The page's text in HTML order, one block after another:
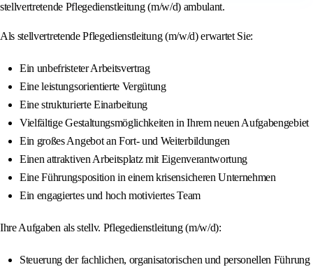
stellvertretende Pflegedienstleitung (m/w/d) ambulant.
Als stellvertretende Pflegedienstleitung (m/w/d) erwartet Sie:
Ein unbefristeter Arbeitsvertrag
Eine leistungsorientierte Vergütung
Eine strukturierte Einarbeitung
Vielfältige Gestaltungsmöglichkeiten in Ihrem neuen Aufgabengebiet
Ein großes Angebot an Fort- und Weiterbildungen
Einen attraktiven Arbeitsplatz mit Eigenverantwortung
Eine Führungsposition in einem krisensicheren Unternehmen
Ein engagiertes und hoch motiviertes Team
Ihre Aufgaben als stellv. Pflegedienstleitung (m/w/d):
Steuerung der fachlichen, organisatorischen und personellen Führung